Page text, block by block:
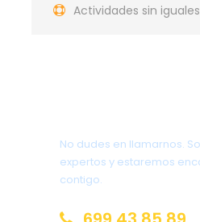
Actividades sin iguales
No dudes en llamarnos.
expertos y estaremos
contigo.